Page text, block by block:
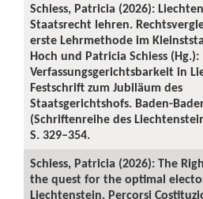
Schiess, Patricia (2026):
Staatsrecht lehren.
erste Lehrmethode im
Hoch und Patricia Schiess (Hg.):
Verfassungsgerichtsbarkeit in
Festschrift zum Jubiläum des
Staatsgerichtshofs. Baden-
(Schriftenreihe des
S. 329–354.
Schiess, Patricia (2026): The
the quest for the optimal
Liechtenstein. Percorsi